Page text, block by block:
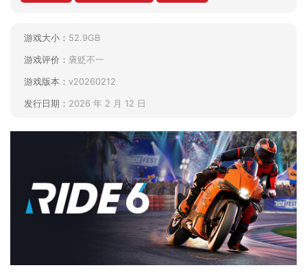
游戏大小： 52.9GB
游戏评价： 褒贬不一
游戏版本： v20260212
发行日期： 2026 年 2 月 12 日